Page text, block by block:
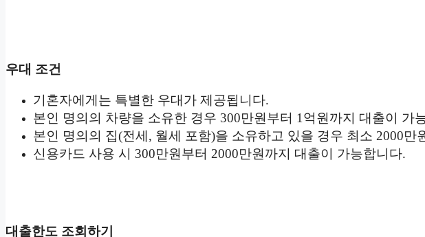
우대 조건
기혼자에게는 특별한 우대가 제공됩니다.
본인 명의의 차량을 소유한 경우 300만원부터 1억원까지 대출이 가
본인 명의의 집(전세, 월세 포함)을 소유하고 있을 경우 최소 2000
신용카드 사용 시 300만원부터 2000만원까지 대출이 가능합니다.
대출한도 조회하기